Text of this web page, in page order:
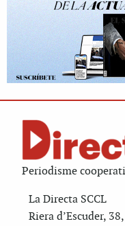
Periodisme
La Directa SCCL
Riera d’Escuder,